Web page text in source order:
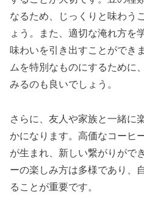
なるため、じっくりと味わう
ょう。また、適切な淹れ方を
味わいを引き出すことができ
ムを特別なものにするために
みるのも良いでしょう。
さらに、友人や家族と一緒に
かになります。高価なコーヒ
が生まれ、新しい繋がりがで
ーの楽しみ方は多様であり、
ることが重要です。